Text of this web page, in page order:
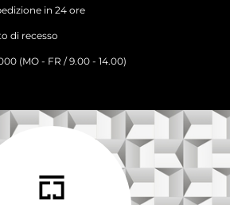
in 24 ore
di recesso
(MO - FR / 9.00 - 14.00)